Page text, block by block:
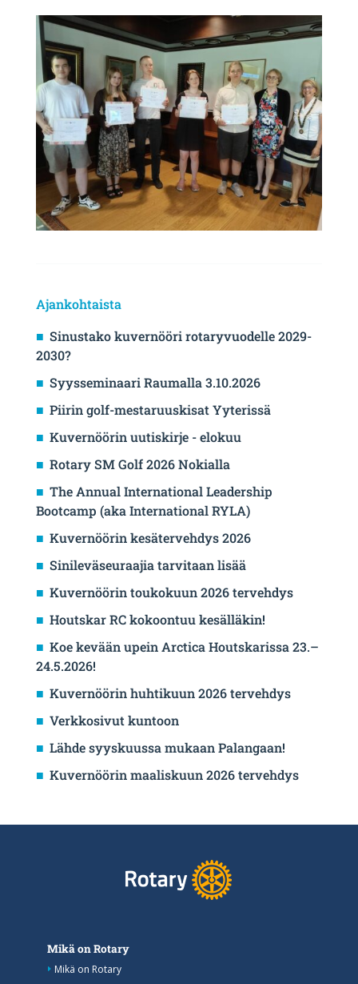
Ajankohtaista
Sinustako kuvernööri rotaryvuodelle 2029-
2030?
Syysseminaari Raumalla 3.10.2026
Piirin golf-mestaruuskisat Yyterissä
Kuvernöörin uutiskirje - elokuu
Rotary SM Golf 2026 Nokialla
The Annual International Leadership
Bootcamp (aka International RYLA)
Kuvernöörin kesätervehdys 2026
Sinileväseuraajia tarvitaan lisää
Kuvernöörin toukokuun 2026 tervehdys
Houtskar RC kokoontuu kesälläkin!
Koe kevään upein Arctica Houtskarissa 23.–
24.5.2026!
Kuvernöörin huhtikuun 2026 tervehdys
Verkkosivut kuntoon
Lähde syyskuussa mukaan Palangaan!
Kuvernöörin maaliskuun 2026 tervehdys
Mikä on Rotary
Mikä on Rotary